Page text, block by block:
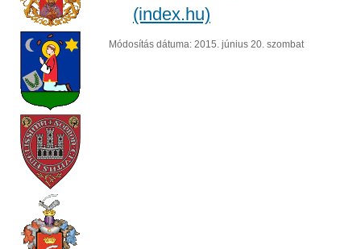
(index.hu)
Módosítás dátuma: 2015. június 20. szombat